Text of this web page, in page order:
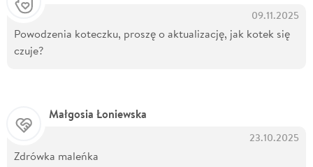
09.11.2025
Powodzenia koteczku, proszę o aktualizację, jak kotek się
czuje?
Małgosia Łoniewska
23.10.2025
Zdrówka maleńka